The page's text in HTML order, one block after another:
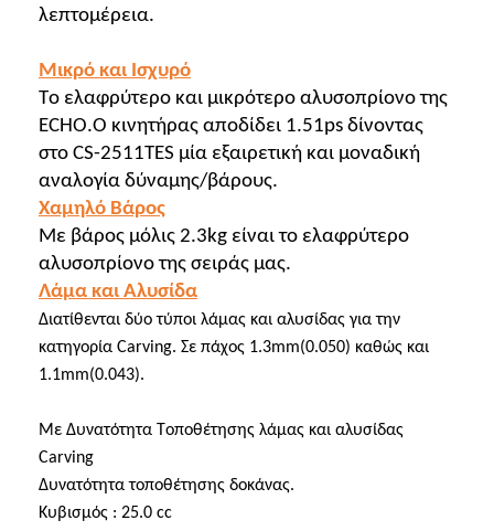
λεπτομέρεια.
Μικρό και Ισχυρό
Το ελαφρύτερο και μικρότερο αλυσοπρίονο της
ECHO.Ο κινητήρας αποδίδει 1.51ps δίνοντας
στο CS-2511TES μία εξαιρετική και μοναδική
αναλογία δύναμης/βάρους.
Χαμηλό Βάρος
Με βάρος μόλις 2.3kg είναι το ελαφρύτερο
αλυσοπρίονο της σειράς μας.
Λάμα και Αλυσίδα
Διατίθενται δύο τύποι λάμας και αλυσίδας για την
κατηγορία Carving. Σε πάχος 1.3mm(0.050) καθώς και
1.1mm(0.043).
Mε Δυνατότητα Τοποθέτησης λάμας και αλυσίδας
Carving
Δυνατότητα τοποθέτησης δοκάνας.
Κυβισμός : 25.0 cc